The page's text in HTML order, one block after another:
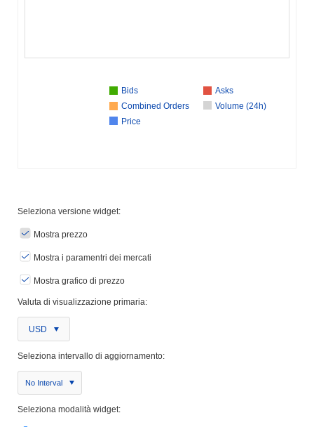
Bids
Asks
Combined Orders
Volume (24h)
Price
Seleziona versione widget:
Mostra prezzo
Mostra i paramentri dei mercati
Mostra grafico di prezzo
Valuta di visualizzazione primaria:
USD
Seleziona intervallo di aggiornamento:
No Interval
Seleziona modalità widget: